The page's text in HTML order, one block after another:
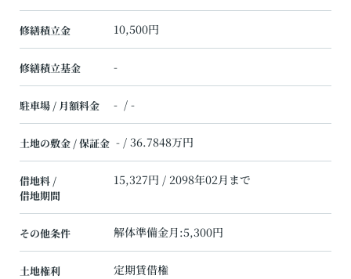
修繕積立金 10,500円
修繕積立基金 -
駐車場 / 月額料金 - / -
土地の敷金 / 保証金 - / 36.7848万円
借地料 /
借地期間
15,327円 / 2098年02月まで
その他条件 解体準備金月:5,300円
土地権利 定期賃借権